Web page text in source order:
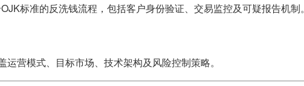
标准的反洗钱流程，包括客户身份验证、交易监控及可疑报告机制。
运营模式、目标市场、技术架构及风险控制策略。